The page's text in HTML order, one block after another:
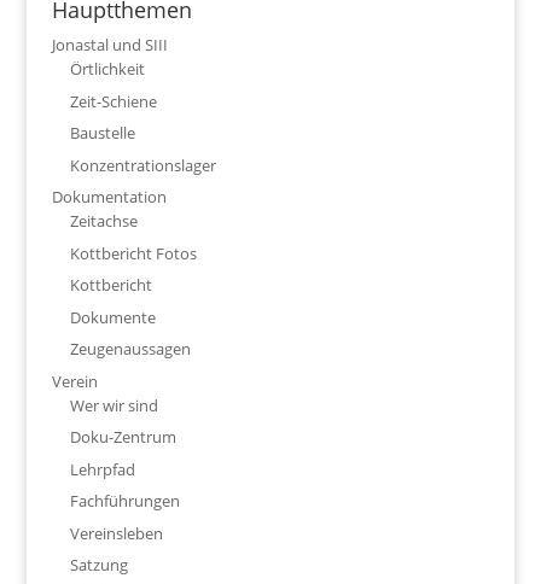
Hauptthemen
Jonastal und SIII
Örtlichkeit
Zeit-Schiene
Baustelle
Konzentrationslager
Dokumentation
Zeitachse
Kottbericht Fotos
Kottbericht
Dokumente
Zeugenaussagen
Verein
Wer wir sind
Doku-Zentrum
Lehrpfad
Fachführungen
Vereinsleben
Satzung